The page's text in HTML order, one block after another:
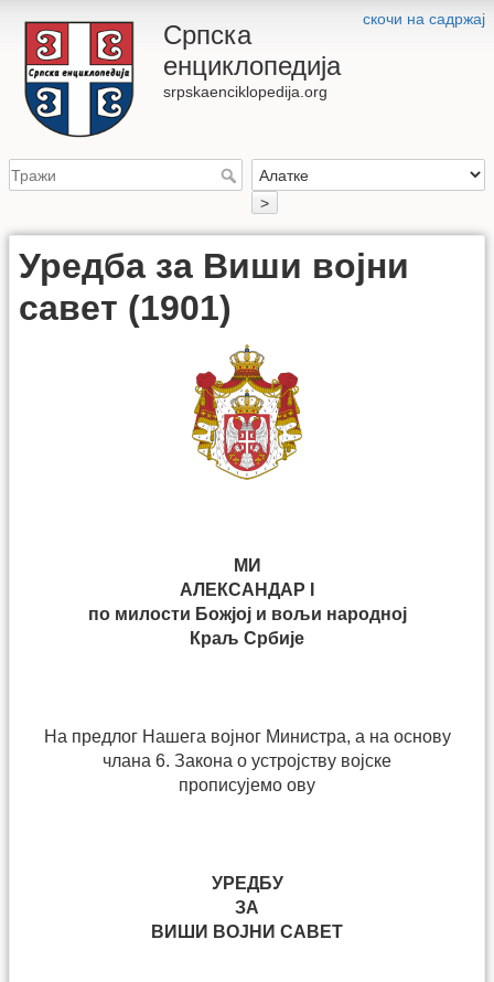
скочи на садржај
Српска
енциклопедија
srpskaenciklopedija.org
>
Уредба за Виши војни
савет (1901)
МИ
АЛЕКСАНДАР I
по милости Божјој и вољи народној
Краљ Србије
На предлог Нашега војног Министра, а на основу
члана 6. Закона о устројству војске
прописујемо ову
УРЕДБУ
ЗА
ВИШИ ВОЈНИ САВЕТ